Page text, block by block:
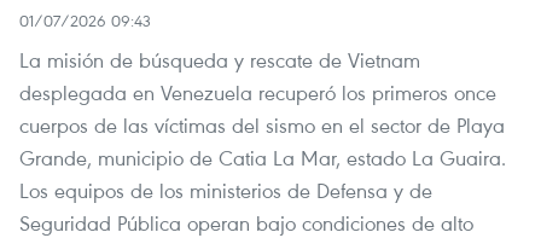
01/07/2026 09:43
La misión de búsqueda y rescate de Vietnam
desplegada en Venezuela recuperó los primeros once
cuerpos de las víctimas del sismo en el sector de Playa
Grande, municipio de Catia La Mar, estado La Guaira.
Los equipos de los ministerios de Defensa y de
Seguridad Pública operan bajo condiciones de alto